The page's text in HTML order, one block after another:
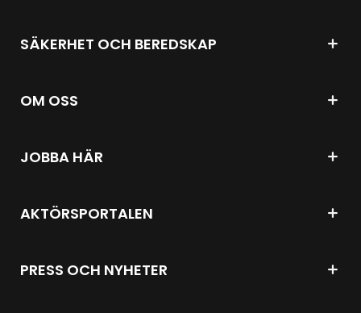
SÄKERHET OCH BEREDSKAP
OM OSS
JOBBA HÄR
AKTÖRSPORTALEN
PRESS OCH NYHETER